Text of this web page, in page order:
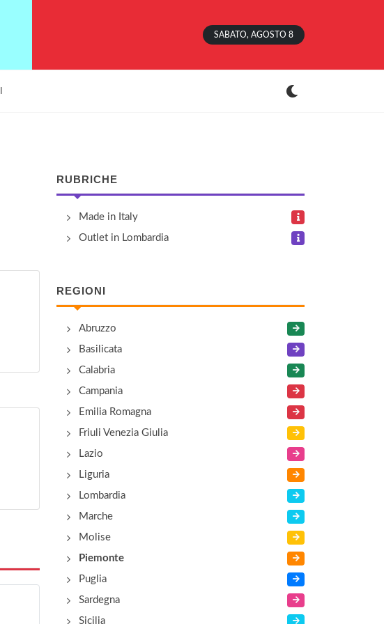
SABATO, AGOSTO 8
RUBRICHE
Made in Italy
Outlet in Lombardia
REGIONI
Abruzzo
Basilicata
Calabria
Campania
Emilia Romagna
Friuli Venezia Giulia
Lazio
Liguria
Lombardia
Marche
Molise
Piemonte
Puglia
Sardegna
Sicilia